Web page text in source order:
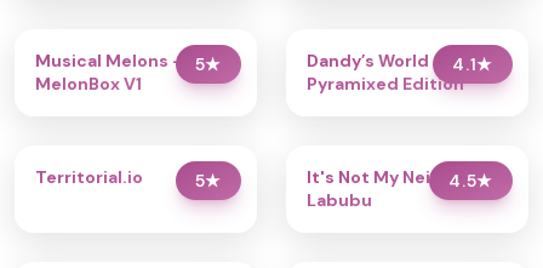
5★
Musical Melons –
MelonBox V1
4.1★
Dandy’s World
Pyramixed Edition
5★
Territorial.io 4.5★
It's Not My Neighbor:
Labubu